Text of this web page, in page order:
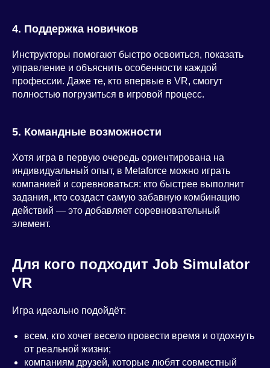
4. Поддержка новичков
Инструкторы помогают быстро освоиться, показать
управление и объяснить особенности каждой
профессии. Даже те, кто впервые в VR, смогут
полностью погрузиться в игровой процесс.
5. Командные возможности
Хотя игра в первую очередь ориентирована на
индивидуальный опыт, в Metaforce можно играть
компанией и соревноваться: кто быстрее выполнит
задания, кто создаст самую забавную комбинацию
действий — это добавляет соревновательный
элемент.
Для кого подходит Job Simulator
VR
Игра идеально подойдёт:
всем, кто хочет весело провести время и отдохнуть
от реальной жизни;
компаниям друзей, которые любят совместный